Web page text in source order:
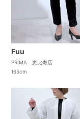
Fuu
PRIMA 恵比寿店
165cm